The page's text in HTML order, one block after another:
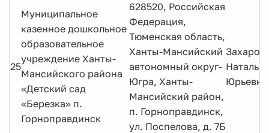
25
Муниципальное
казенное дошкольное
образовательное
учреждение Ханты-
Мансийского района
«Детский сад
«Березка» п.
Горноправдинск
628520, Российская
Федерация,
Тюменская область,
Ханты-Мансийский
автономный округ-
Югра, Ханты-
Мансийский район,
п. Горноправдинск,
ул. Поспелова, д. 7Б
Наталья
Юрьевна